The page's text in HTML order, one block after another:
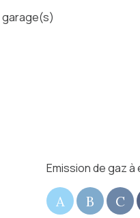
garage(s)
Emission de gaz
A B C